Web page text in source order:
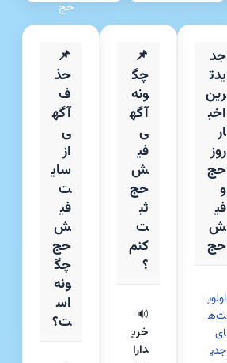
حج
جد
یدت
رین
اخب
ار
روز
حج
و
فی
ش
حج
اولوی
ت‌ه
ای
جدی
📌
چگ
ونه
آگه
ی
فی
ش
حج
ثب
ت
کنم
؟
🔊
خری
دارا
📌
حذ
ف
آگه
ی
از
سای
ت
فی
ش‌
حج
چگ
ونه
اس
ت؟